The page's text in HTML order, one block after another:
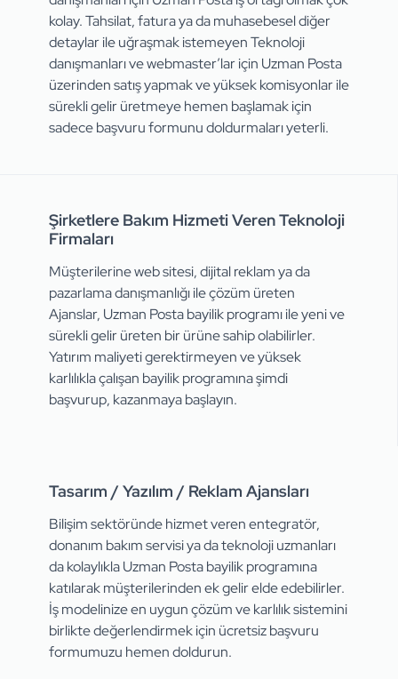
kolay. Tahsilat, fatura ya da muhasebesel diğer
detaylar ile uğraşmak istemeyen Teknoloji
danışmanları ve webmaster’lar için Uzman Posta
üzerinden satış yapmak ve yüksek komisyonlar ile
sürekli gelir üretmeye hemen başlamak için
sadece başvuru formunu doldurmaları yeterli.
Şirketlere Bakım Hizmeti Veren Teknoloji
Firmaları
Müşterilerine web sitesi, dijital reklam ya da
pazarlama danışmanlığı ile çözüm üreten
Ajanslar, Uzman Posta bayilik programı ile yeni ve
sürekli gelir üreten bir ürüne sahip olabilirler.
Yatırım maliyeti gerektirmeyen ve yüksek
karlılıkla çalışan bayilik programına şimdi
başvurup, kazanmaya başlayın.
Tasarım / Yazılım / Reklam Ajansları
Bilişim sektöründe hizmet veren entegratör,
donanım bakım servisi ya da teknoloji uzmanları
da kolaylıkla Uzman Posta bayilik programına
katılarak müşterilerinden ek gelir elde edebilirler.
İş modelinize en uygun çözüm ve karlılık sistemini
birlikte değerlendirmek için ücretsiz başvuru
formumuzu hemen doldurun.